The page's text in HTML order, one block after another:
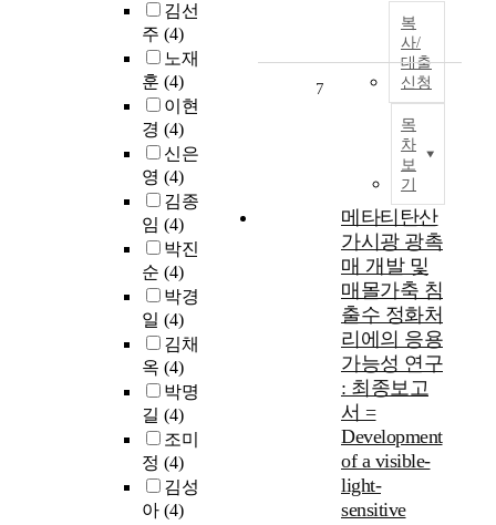
김선
주 (4)
노재
훈 (4)
이현
경 (4)
신은
영 (4)
김종
임 (4)
박진
순 (4)
박경
일 (4)
김채
옥 (4)
박명
길 (4)
조미
정 (4)
김성
아 (4)
복
사/
대출
신청
목
차
보
기
7
메타티탄산
가시광 광촉
매 개발 및
매몰가축 침
출수 정화처
리에의 응용
가능성 연구
: 최종보고
서 =
Development
of a visible-
light-
sensitive